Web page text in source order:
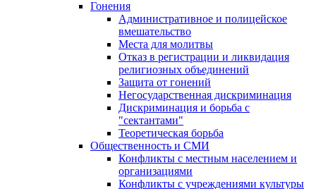
Гонения
Административное и полицейское
вмешательство
Места для молитвы
Отказ в регистрации и ликвидация
религиозных объединений
Защита от гонений
Негосударственная дискриминация
Дискриминация и борьба с
"сектантами"
Теоретическая борьба
Общественность и СМИ
Конфликты с местным населением и
организациями
Конфликты с учреждениями культуры